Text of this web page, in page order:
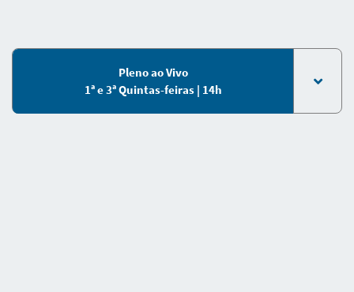
Pleno ao Vivo
1ª e 3ª Quintas-feiras | 14h